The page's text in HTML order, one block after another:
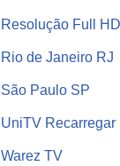
Resolução Full
Rio de Janeiro RJ
São Paulo SP
UniTV Recarregar
Warez TV